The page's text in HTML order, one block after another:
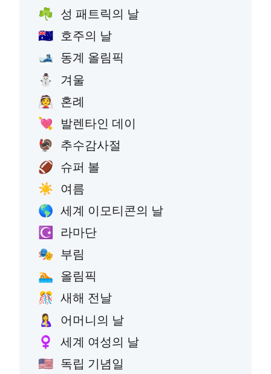
☘️ 성 패트릭의 날
🇦🇺 호주의 날
🎿 동계 올림픽
⛄ 겨울
👰 혼례
💘 발렌타인 데이
🦃 추수감사절
🏈 슈퍼 볼
☀️ 여름
🌎 세계 이모티콘의 날
☪️ 라마단
🎭 부림
🏊 올림픽
🎊 새해 전날
🤱 어머니의 날
♀️ 세계 여성의 날
🇺🇸 독립 기념일